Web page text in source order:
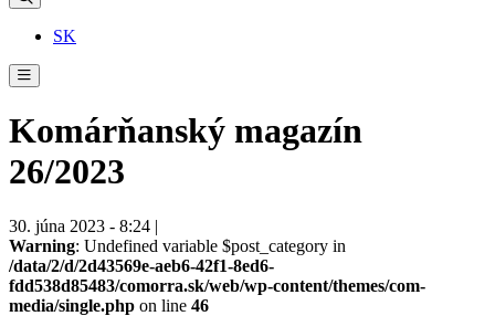
SK
Komárňanský magazín
26/2023
30. júna 2023 - 8:24 |
Warning: Undefined variable $post_category in
/data/2/d/2d43569e-aeb6-42f1-8ed6-
fdd538d85483/comorra.sk/web/wp-content/themes/com-
media/single.php on line 46